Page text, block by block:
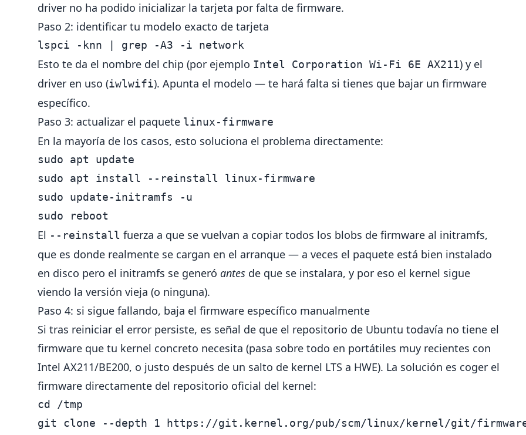
driver no ha podido inicializar la tarjeta por falta de firmware.
Paso 2: identificar tu modelo exacto de tarjeta
lspci -knn grep -A3 -i
Esto te da el nombre del chip (por ejemplo Intel Corporation Wi-Fi 6E AX211) y el
driver en uso (iwlwifi). Apunta el modelo — te hará falta si tienes que bajar un firmware
específico.
Paso 3: actualizar el paquete linux-firmware
En la mayoría de los casos, esto soluciona el problema directamente:
sudo
sudo apt install --reinstall
sudo update-initramfs
-u
sudo
El --reinstall fuerza a que se vuelvan a copiar todos los blobs de firmware al initramfs,
que es donde realmente se cargan en el arranque — a veces el paquete está bien instalado
en disco pero el initramfs se generó antes de que se instalara, y por eso el kernel sigue
viendo la versión vieja (o ninguna).
Paso 4: si sigue fallando, baja el firmware específico manualmente
Si tras reiniciar el error persiste, es señal de que el repositorio de Ubuntu todavía no tiene el
firmware que tu kernel concreto necesita (pasa sobre todo en portátiles muy recientes con
Intel AX211/BE200, o justo después de un salto de kernel LTS a HWE). La solución es coger el
firmware directamente del repositorio oficial del kernel:
cd
/tmp
git clone
--depth